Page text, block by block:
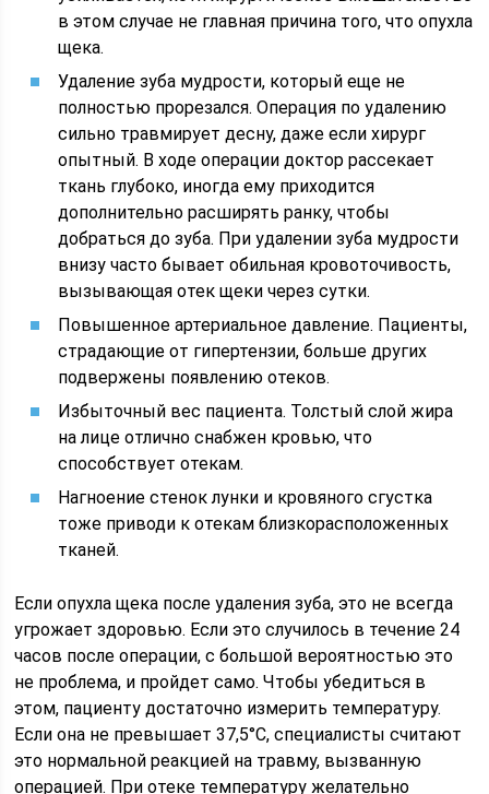
в этом случае не главная причина того, что опухла
щека.
Удаление зуба мудрости, который еще не
полностью прорезался. Операция по удалению
сильно травмирует десну, даже если хирург
опытный. В ходе операции доктор рассекает
ткань глубоко, иногда ему приходится
дополнительно расширять ранку, чтобы
добраться до зуба. При удалении зуба мудрости
внизу часто бывает обильная кровоточивость,
вызывающая отек щеки через сутки.
Повышенное артериальное давление. Пациенты,
страдающие от гипертензии, больше других
подвержены появлению отеков.
Избыточный вес пациента. Толстый слой жира
на лице отлично снабжен кровью, что
способствует отекам.
Нагноение стенок лунки и кровяного сгустка
тоже приводи к отекам близкорасположенных
тканей.
Если опухла щека после удаления зуба, это не всегда
угрожает здоровью. Если это случилось в течение 24
часов после операции, с большой вероятностью это
не проблема, и пройдет само. Чтобы убедиться в
этом, пациенту достаточно измерить температуру.
Если она не превышает 37,5°С, специалисты считают
это нормальной реакцией на травму, вызванную
операцией. При отеке температуру желательно